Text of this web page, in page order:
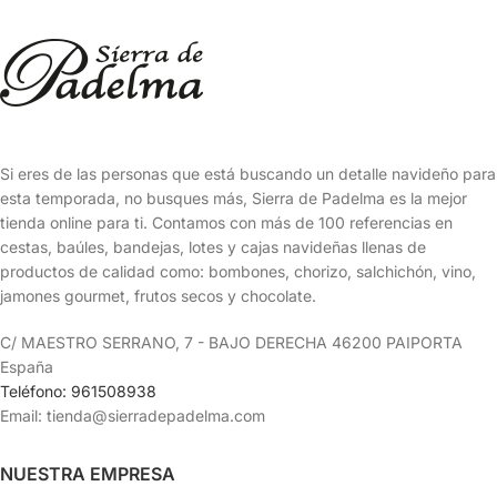
Si eres de las personas que está buscando un detalle navideño para
esta temporada, no busques más, Sierra de Padelma es la mejor
tienda online para ti. Contamos con más de 100 referencias en
cestas, baúles, bandejas, lotes y cajas navideñas llenas de
productos de calidad como: bombones, chorizo, salchichón, vino,
jamones gourmet, frutos secos y chocolate.
C/ MAESTRO SERRANO, 7 - BAJO DERECHA 46200 PAIPORTA
España
Teléfono: 961508938
Email: tienda@sierradepadelma.com
NUESTRA EMPRESA